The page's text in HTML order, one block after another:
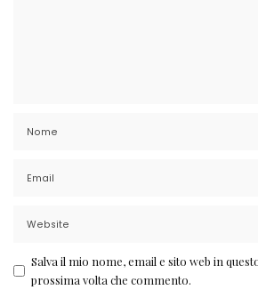
Salva il mio nome, email e sito web in
prossima volta che commento.